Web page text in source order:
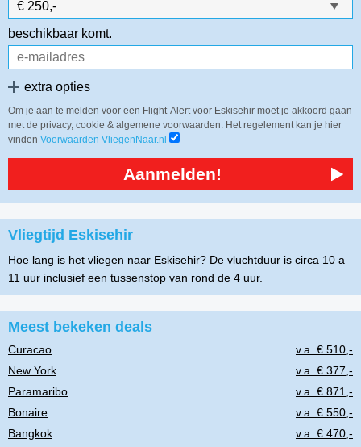
beschikbaar komt.
extra opties
Om je aan te melden voor een Flight-Alert voor Eskisehir moet je akkoord gaan
met de privacy, cookie & algemene voorwaarden. Het regelement kan je hier
vinden Voorwaarden VliegenNaar.nl
Aanmelden!
Vliegtijd Eskisehir
Hoe lang is het vliegen naar Eskisehir? De vluchtduur is circa 10 a
11 uur inclusief een tussenstop van rond de 4 uur.
Meest bekeken deals
Curacao
v.a. € 510,-
New York
v.a. € 377,-
Paramaribo
v.a. € 871,-
Bonaire
v.a. € 550,-
Bangkok
v.a. € 470,-